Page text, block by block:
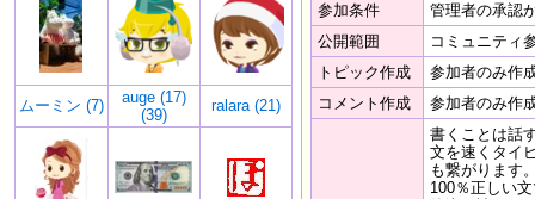
ムーミン (7)
auge (17)
(39)
ralara (21)
参加条件
管理者の承認
公開範囲
コミュニティ
トピック作成
参加者のみ作
コメント作成
参加者のみ作
書くことは話
文を速くタイ
も繋がります
100％正しい